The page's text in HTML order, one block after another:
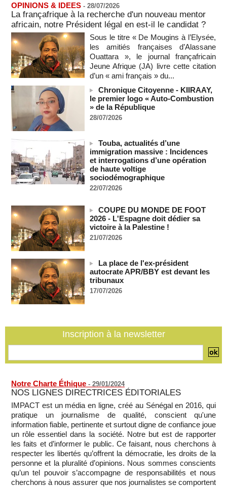
dans la province de Kerman
06/08/2026 -
Cédéao : le PAPS veut renforcer son efficacité opérationnelle
06/08/2026 -
L'armée nigériane obtient une hausse salariale historique
06/08/2026 -
Au Nigeria, plus de 300 victimes d’enlèvements ont été
libérées
06/08/2026 -
Au Nigeria, plus de 300 victimes d’enlèvements ont été
libérées
06/08/2026 -
Soutenir l’intégrité de l’information à Sao Tomé-et-Principe à
l’approche des élections
06/08/2026 -
Taïwan bloque un pont stratégique lors de la simulation d'une
Les Bourses mondiales suspendues au Moyen-Orient,
records en Europe
06/08/2026 -
Soudan du Sud : Les avocats de Riek Machar sollicitent un
06/08/2026 -
France-Algérie: l'affaire Mehdi Laribi relance la coopération
policière contre le narcotrafic
06/08/2026 -
06/08/2026 -
OPINIONS & IDEES - 28/07/2026
La françafrique à la recherche d'un nouveau mentor
africain, notre Président légal en est-il le candidat ?
Sous le titre « De Mougins à l’Elysée,
les amitiés françaises d’Alassane
Ouattara », le journal françafricain
Jeune Afrique (JA) livre cette citation
d’un « ami français » du...
Chronique Citoyenne - KIIRAAY,
le premier logo « Auto-Combustion
» de la République
28/07/2026
Touba, actualités d’une
immigration massive : Incidences
et interrogations d’une opération
de haute voltige
sociodémographique
22/07/2026
COUPE DU MONDE DE FOOT
2026 - L'Espagne doit dédier sa
victoire à la Palestine !
21/07/2026
La place de l'ex-président
autocrate APR/BBY est devant les
tribunaux
17/07/2026
Inscription à la newsletter
Notre Charte Éthique - 29/01/2024
NOS LIGNES DIRECTRICES ÉDITORIALES
IMPACT est un média en ligne, créé au Sénégal en 2016, qui
pratique un journalisme de qualité, conscient qu'une
information fiable, pertinente et surtout digne de confiance joue
un rôle essentiel dans la société. Notre but est de rapporter
les faits et d’informer le public. Ce faisant, nous cherchons à
respecter les libertés qu’offrent la démocratie, les droits de la
personne et la pluralité d’opinions. Nous sommes conscients
qu’un tel pouvoir s’accompagne de responsabilités et nous
cherchons à nous assurer que nos journalistes se comportent